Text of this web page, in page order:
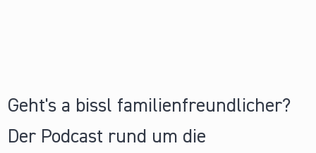
Geht's a bissl familienfreundlicher?
Der Podcast rund um die